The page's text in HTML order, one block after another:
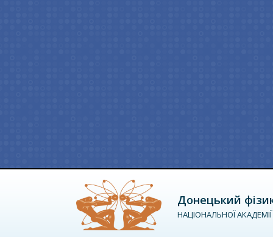
Донецький
НАЦІОНАЛЬНОЇ